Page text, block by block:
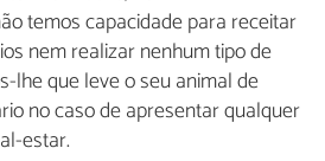
temos capacidade para receitar
nem realizar nenhum tipo de
lhe que leve o seu animal de
no caso de apresentar qualquer
estar.